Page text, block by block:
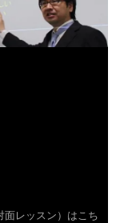
レッスン）はこち